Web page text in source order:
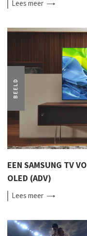
Leesmeer
BEELD
EEN SAMSUNG TV
OLED (ADV)
Leesmeer